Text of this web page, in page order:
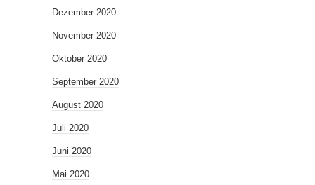
Dezember 2020
November 2020
Oktober 2020
September 2020
August 2020
Juli 2020
Juni 2020
Mai 2020